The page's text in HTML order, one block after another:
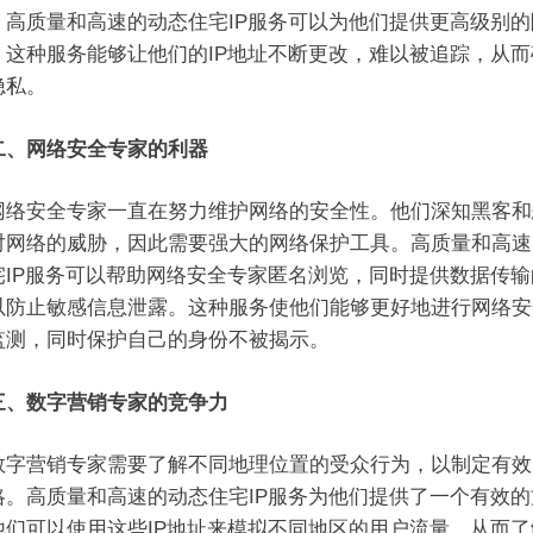
高质量和高速的动态住宅IP服务可以为他们提供更高级别
这种服务能够让他们的IP地址不断更改，难以被追踪，从
。
网络安全专家的利器
全专家一直在努力维护网络的安全性。他们深知黑客
网络的威胁，因此需要强大的网络保护工具。高质量和高
IP服务可以帮助网络安全专家匿名浏览，同时提供数据传
防止敏感信息泄露。这种服务使他们能够更好地进行网络
，同时保护自己的身份不被揭示。
、数字营销专家的竞争力
销专家需要了解不同地理位置的受众行为，以制定有
。高质量和高速的动态住宅IP服务为他们提供了一个有效